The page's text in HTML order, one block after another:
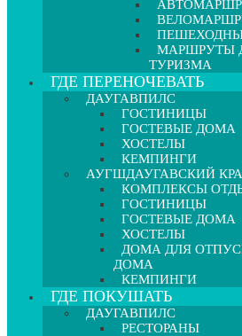
МАРШРУТЫ
ТУРИЗМА
ГДЕ ПЕРЕНОЧЕВАТЬ
ДАУГАВПИЛС
ГОСТИНИЦЫ
ГОСТЕВЫЕ ДОМА
ХОСТЕЛЫ
КЕМПИНГИ
АУГШДАУГАВСКИЙ
КОМПЛЕКСЫ
ГОСТИНИЦЫ
ГОСТЕВЫЕ ДОМА
ХОСТЕЛЫ
ДОМА ДЛЯ
ДОМА
КЕМПИНГИ
ГДЕ ПОКУШАТЬ
ДАУГАВПИЛС
РЕСТОРАНЫ